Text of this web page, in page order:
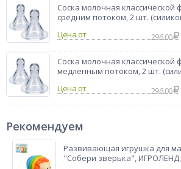
Соска молочная классической
средним потоком, 2 шт.
Цена от
296.00
Соска молочная классической
медленным потоком, 2 шт.
Цена от
296.00
Рекомендуем
Развивающая игрушка для
"Собери зверька", ИГРОЛЕНД,